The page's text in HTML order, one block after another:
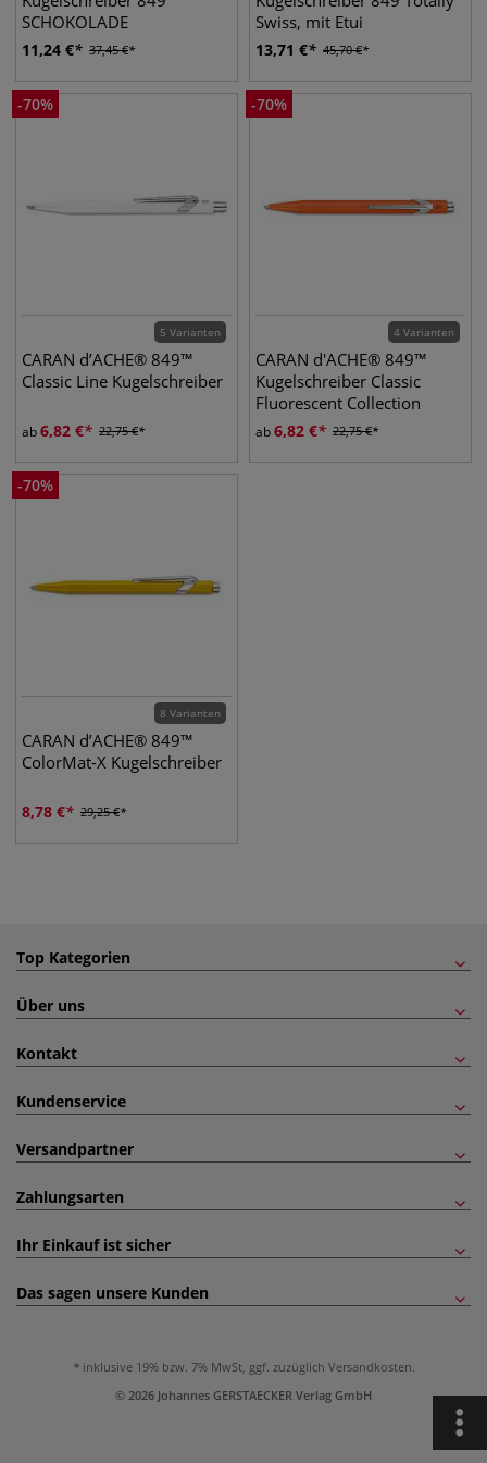
SCHOKOLADE
11,24 € 37,45€
Swiss, mit Etui
13,71 € 45,70€
-70%
5 Varianten
CARAN d’ACHE® 849™
Classic Line Kugelschreiber
ab6,82 € 22,75€
-70%
4 Varianten
CARAN d'ACHE® 849™
Kugelschreiber Classic
Fluorescent Collection
ab6,82 € 22,75€
-70%
8 Varianten
CARAN d’ACHE® 849™
ColorMat-X Kugelschreiber
8,78 € 29,25€
Top Kategorien
Über uns
Kontakt
Kundenservice
Versandpartner
Zahlungsarten
Ihr Einkauf ist sicher
Das sagen unsere Kunden
inklusive 19% bzw. 7% MwSt, ggf. zuzüglich Versandkosten.
© 2026 Johannes GERSTAECKER Verlag GmbH